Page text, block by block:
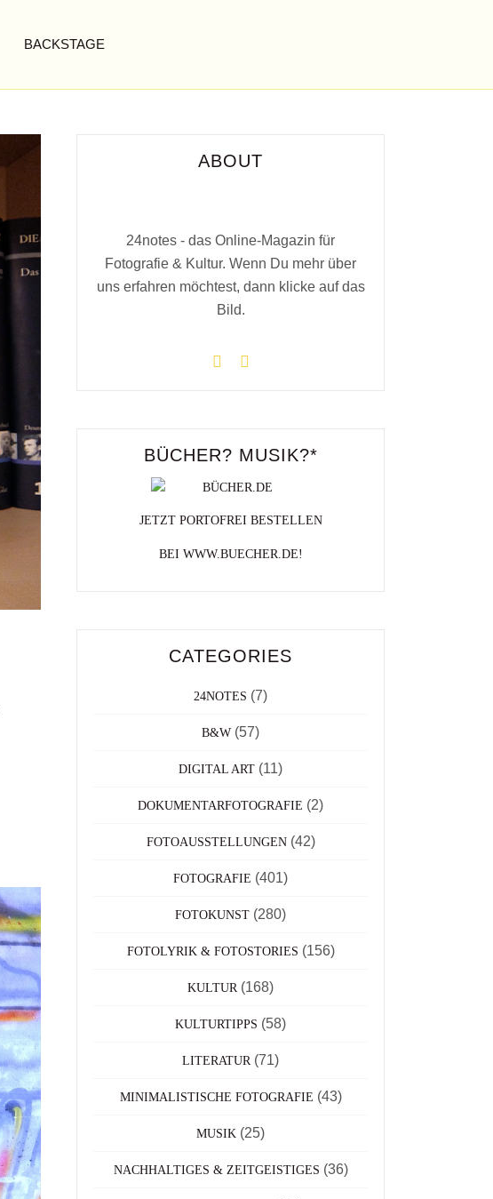
BACKSTAGE
ABOUT
24notes - das Online-Magazin für
Fotografie & Kultur. Wenn Du mehr über
uns erfahren möchtest, dann klicke auf das
Bild.
BÜCHER? MUSIK?*
JETZT PORTOFREI BESTELLEN
BEI WWW.BUECHER.DE!
CATEGORIES
24NOTES (7)
B&W (57)
DIGITAL ART (11)
DOKUMENTARFOTOGRAFIE (2)
FOTOAUSSTELLUNGEN(42)
FOTOGRAFIE (401)
FOTOKUNST (280)
FOTOLYRIK & FOTOSTORIES (156)
KULTUR (168)
KULTURTIPPS (58)
LITERATUR (71)
MINIMALISTISCHE FOTOGRAFIE (43)
MUSIK (25)
NACHHALTIGES & ZEITGEISTIGES (36)